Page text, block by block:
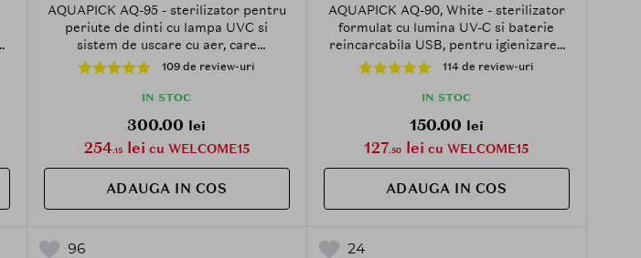
AQUAPICK AQ-95 - sterilizator pentru
periute de dinti cu lampa UVC si
sistem de uscare cu aer, care
contribuie la igienizarea periutelor de
dinti si la mentinerea utilizarii sigure
109 de review-uri
IN STOC
300.00 lei
254.15lei cu WELCOME15
ADAUGA IN COS
AQUAPICK AQ-90, White - sterilizator
formulat cu lumina UV-C si baterie
reincarcabila USB, pentru igienizarea
periutei de dinti in 5 minute, cu oprire
automata dupa utilizare
114 de review-uri
IN STOC
150.00 lei
127.50 lei cu WELCOME15
ADAUGA IN COS
96 24